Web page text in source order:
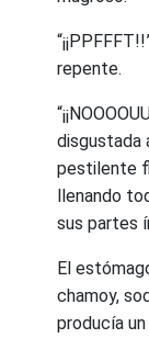
repente.
disgustada
pestilente
llenando
sus partes
El
chamoy,
producía